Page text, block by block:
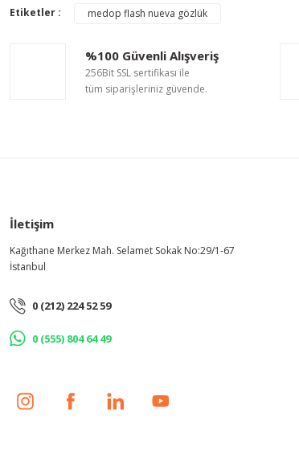
Ürün resmi kalitesiz, bozuk veya görüntülenemiyor.
Ürün bilgilerinde hatalar bulunuyor.
Ürün fiyatı diğer sitelerden daha pahalı.
Etiketler : medop flash nueva gözlük
%100 Güvenli Alışveriş
256Bit SSL sertifikası ile
tüm siparişleriniz güvende.
İletişim
Kağıthane Merkez Mah. Selamet Sokak No:29/1-67
İstanbul
0 (212) 224 52 59
0 (555) 804 64 49